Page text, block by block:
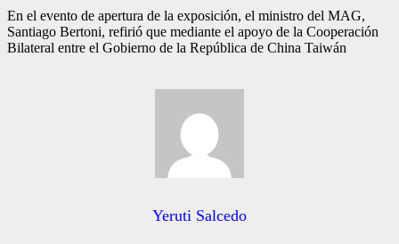
En el evento de apertura de la exposición, el ministro del MAG,
Santiago Bertoni, refirió que mediante el apoyo de la Cooperación
Bilateral entre el Gobierno de la República de China Taiwán
Yeruti Salcedo